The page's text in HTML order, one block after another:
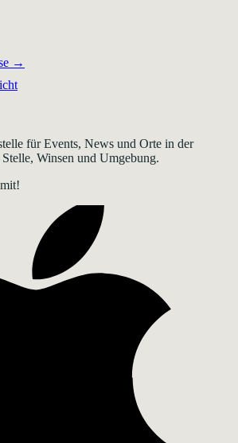
→
für Events, News und Orte in der
Winsen und Umgebung.